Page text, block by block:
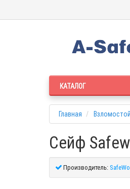
КАТАЛОГ
Главная
Сейф
Производитель: